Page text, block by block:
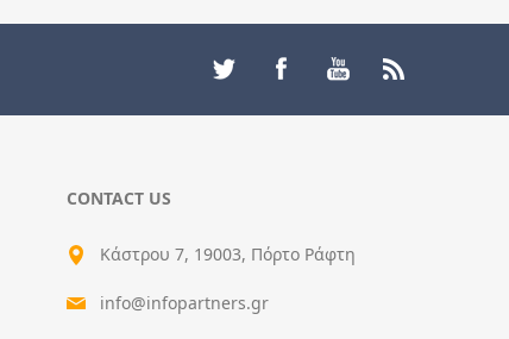
CONTACT US
Κάστρου 7, 19003, Πόρτο Ράφτη
info@infopartners.gr